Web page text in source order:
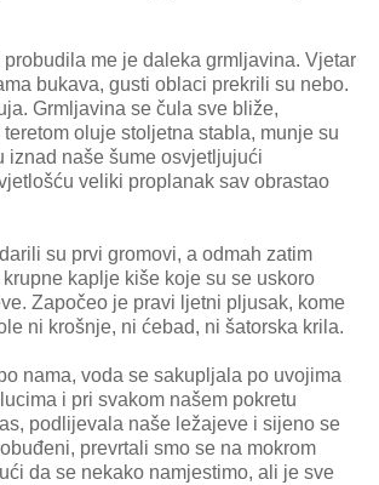
me je daleka grmljavina. Vjetar
bukava, gusti oblaci prekrili su nebo.
Grmljavina se čula sve bliže,
oluje stoljetna stabla, munje su
iznad naše šume osvjetljujući
veliki proplanak sav obrastao
su prvi gromovi, a odmah zatim
kaplje kiše koje su se uskoro
Započeo je pravi ljetni pljusak, kome
ni krošnje, ni ćebad, ni šatorska krila.
nama, voda se sakupljala po uvojima
i pri svakom našem pokretu
podlijevala naše ležajeve i sijeno se
prevrtali smo se na mokrom
da se nekako namjestimo, ali je sve